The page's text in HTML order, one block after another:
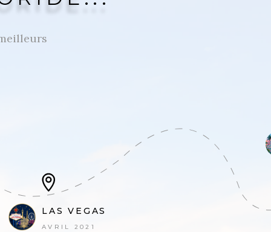
LAS VEGAS
AVRIL 2021